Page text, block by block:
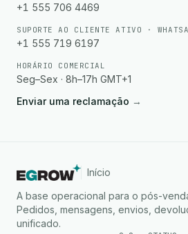
+1 555 706 4469
SUPORTE AO CLIENTE ATIVO ·
+1 555 719 6197
HORÁRIO COMERCIAL
Seg–Sex · 8h–17h GMT+1
Enviar uma reclamação →
Início
A base operacional para o pós-
Pedidos, mensagens, envios,
unificado.